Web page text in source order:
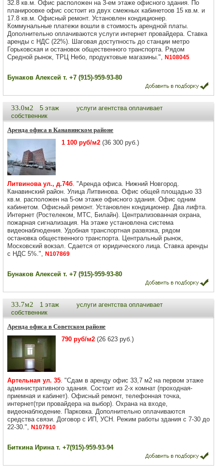
32.8 кв.м. Офис расположен на 3-ем этаже офисного здания. По
планироовке офис состоит из двух смежных кабинетоов 15 кв.м. и
17.8 кв.м. Офисный ремонт. Установлен кондиционер.
Коммунальные платежи вошли в стоимость арендной платы.
Дополнительно оплачиваются услуги интернет провайдера. Ставка
аренды с НДС (22%). Шаговая доступность до станции метро
Горьковская и остановок общественного транспорта. Рядом
Средной рынок, ТРЦ Небо, продуктовые магазины.", N108045
Бунаков Алексей т. +7 (915)-959-93-80
33.0м2 5 этаж
услуги агентства оплачивает
собственник
Аренда офиса в Канавинском районе
1 100 руб/м2 (36 300 руб.)
Литвинова ул., д.74б. "Аренда офиса. Нижний Новгород.
Канавинский район. Улица Литвинова. Офис общей площадью 33
кв.м. расположен на 5-ом этаже офисного здания. Офис одним
кабинетом. Офисный ремонт. Установлен кондиционер. Два лифта.
Интернет (Ростелеком, МТС, Билайн). Централизованная охрана,
пожарная сигнализация. На этаже установлена система
видеонаблюдения. Удобная транспортная развязка, рядом
остановка общественного транспорта. Центральный рынок,
Московский вокзал. Сдается от юридического лица. Ставка аренды
с НДС 5%.", N107869
Бунаков Алексей т. +7 (915)-959-93-80
33.7м2 1 этаж
услуги агентства оплачивает
собственник
Аренда офиса в Советском районе
790 руб/м2 (26 623 руб.)
Артельная ул. 35. "Сдам в аренду офис 33,7 м2 на первом этаже
административного здания. Состоит из 2-х комнат (проходная-
приемная и кабинет). Офисный ремонт, телефонная точка,
интернет(три провайдера на выбор). Охрана на входе,
видеонаблюдение. Парковка. Дополнительно оплачиваются
средства связи. Договор с ИП, УСН. Режим работы здания с 7-30 до
22-30.", N107910
Биткина Ирина т. +7(915)-959-93-94